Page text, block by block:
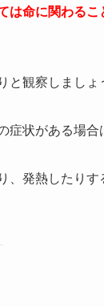
は命に関わるこ
と観察しましょ
状がある場合
発熱したりす